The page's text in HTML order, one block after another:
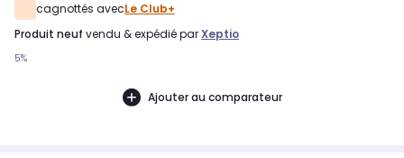
cagnottés avecLe Club+
produit neuf vendu & expédié parXeptio
5%
Ajouter au comparateur